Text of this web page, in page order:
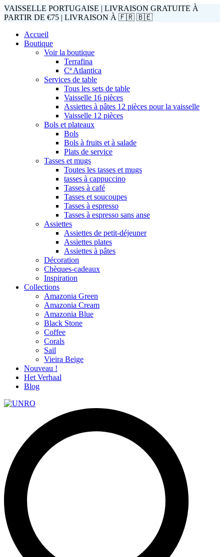
VAISSELLE PORTUGAISE | LIVRAISON GRATUITE À
PARTIR DE €75 | LIVRAISON À 🇫🇷 🇧🇪
Accueil
Boutique
Voir la boutique
Terrafina
Cª Atlantica
Services de table
Tous les sets de table
Vaisselle 16 pièces
Assiettes à pâtes 12 pièces pour la vaisselle
Vaisselle 12 pièces
Bols et plateaux
Bols
Bols à fruits et à salade
Plats de service
Tasses et mugs
Toutes les tasses et mugs
tasses à cappuccino
Tasses à café
Tasses et soucoupes
Tasses à espresso
Tasses à espresso sans anse
Assiettes
Assiettes de petit-déjeuner
Assiettes plates
Assiettes à pâtes
Décoration
Chèques-cadeaux
Inspiration
Collections
Amazonia Green
Amazonia Cream
Amazonia Blue
Black Stone
Coffee
Corals
Sail
Vieira Beige
Nouveau !
Het Verhaal
Blog